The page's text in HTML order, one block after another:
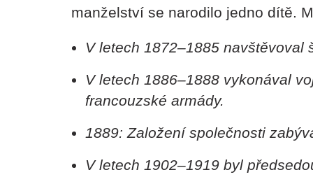
manželství se narodilo jedno dítě.
V letech 1872–1885 navštěvoval
V letech 1886–1888 vykonával
francouzské armády.
1889: Založení společnosti
V letech 1902–1919 byl